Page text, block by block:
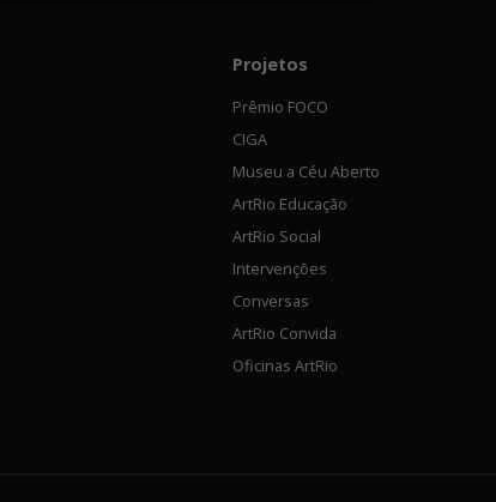
Projetos
Prêmio FOCO
CIGA
Museu a Céu Aberto
ArtRio Educação
ArtRio Social
Intervenções
Conversas
ArtRio Convida
Oficinas ArtRio